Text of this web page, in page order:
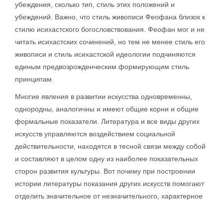
убеждения, сколько тип, стиль этих положений и
убеждений. Важно, что стиль живописи Феофана близок к
стилю исихастского богословствования. Феофан мог и не
читать исихастских сочинений, но тем не менее стиль его
живописи и стиль исихастской идеологии подчиняются
единым предвозрожденческим формирующим стиль
принципам.
Многие явления в развитии искусства одновременны,
однородны, аналогичны и имеют общие корни и общие
формальные показатели. Литература и все виды других
искусств управляются воздействием социальной
действительности, находятся в тесной связи между собой
и составляют в целом одну из наиболее показательных
сторон развития культуры. Вот почему при построении
истории литературы показания других искусств помогают
отделить значительное от незначительного, характерное